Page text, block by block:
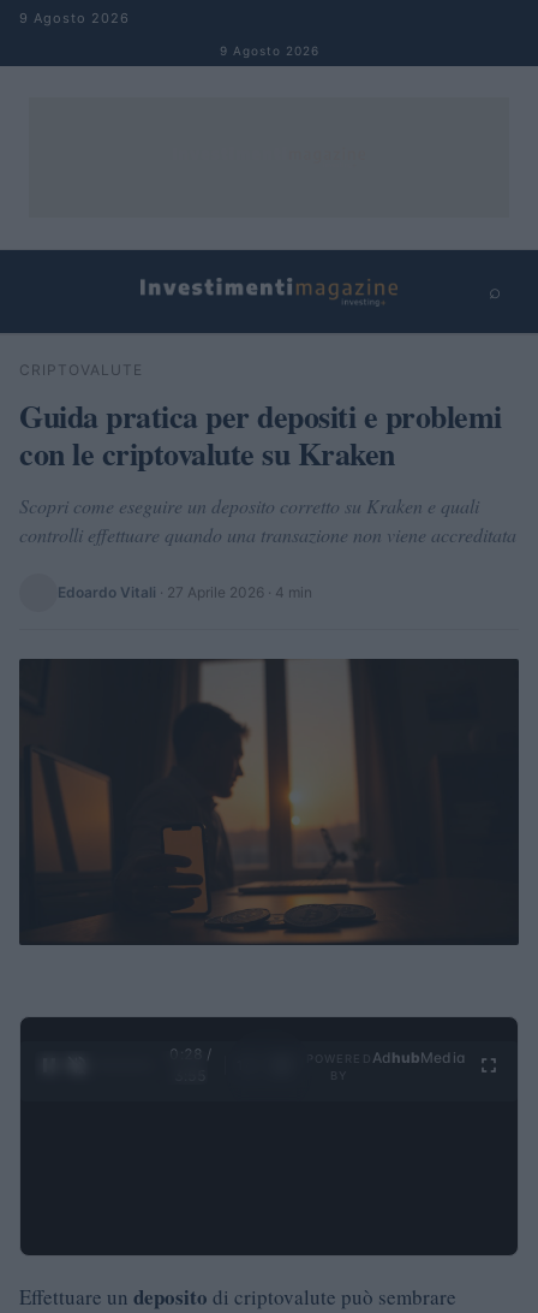
Salta al contenuto
9 Agosto 2026
9 Agosto 2026
⌕
Cerca
CRIPTOVALUTE
Guida pratica per depositi e problemi
con le criptovalute su Kraken
Scopri come eseguire un deposito corretto su Kraken e quali
controlli effettuare quando una transazione non viene accreditata
Edoardo Vitali · 27 Aprile 2026 · 4 min
0:29 /
Ad hubMedia
Effettuare un deposito di criptovalute può sembrare